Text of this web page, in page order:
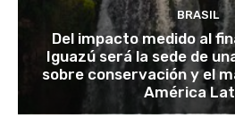
BRASIL
Del impacto medido al
Iguazú será la sede de
sobre conservación y el
América